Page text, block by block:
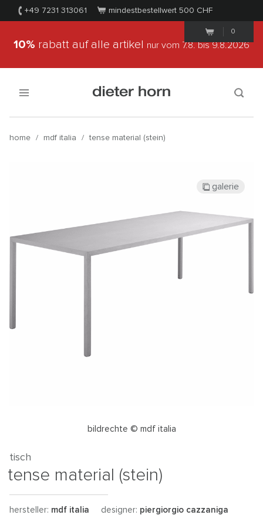
+49 7231 313061 mindestbestellwert 500 CHF
0
10% rabatt auf alle artikel nur vom 7.8.bis 9.8.2026
home / mdf italia / tense material (stein)
bildrechte © mdf italia
galerie
tisch
tense material (stein)
hersteller: mdf italia designer: piergiorgio cazzaniga